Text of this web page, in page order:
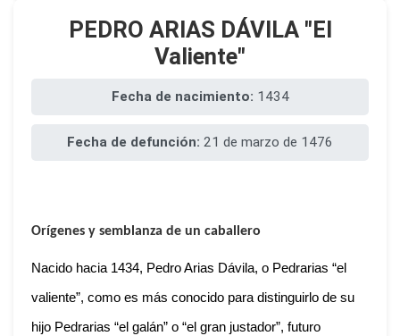
PEDRO ARIAS DÁVILA "El
Valiente"
Fecha de nacimiento: 1434
Fecha de defunción: 21 de marzo de 1476
Orígenes y semblanza de un caballero
Nacido hacia 1434, Pedro Arias Dávila, o Pedrarias “el
valiente”, como es más conocido para distinguirlo de su
hijo Pedrarias “el galán” o “el gran justador”, futuro